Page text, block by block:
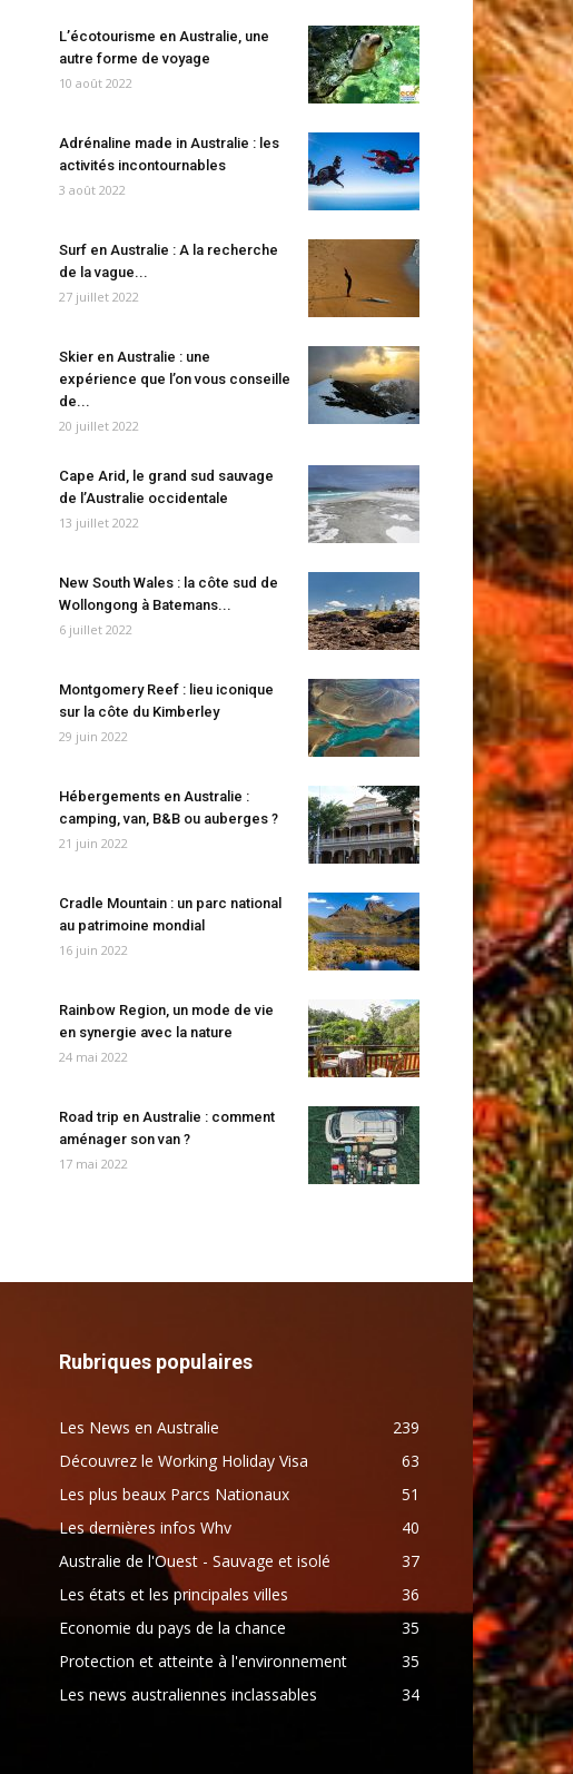
L’écotourisme en Australie, une
autre forme de voyage
10 août 2022
Adrénaline made in Australie : les
activités incontournables
3 août 2022
Surf en Australie : A la recherche
de la vague...
27 juillet 2022
Skier en Australie : une
expérience que l’on vous conseille
de...
20 juillet 2022
Cape Arid, le grand sud sauvage
de l’Australie occidentale
13 juillet 2022
New South Wales : la côte sud de
Wollongong à Batemans...
6 juillet 2022
Montgomery Reef : lieu iconique
sur la côte du Kimberley
29 juin 2022
Hébergements en Australie :
camping, van, B&B ou auberges ?
21 juin 2022
Cradle Mountain : un parc national
au patrimoine mondial
16 juin 2022
Rainbow Region, un mode de vie
en synergie avec la nature
24 mai 2022
Road trip en Australie : comment
aménager son van ?
17 mai 2022
Rubriques populaires
Les News en Australie
239
Découvrez le Working Holiday Visa
63
Les plus beaux Parcs Nationaux
51
Les dernières infos Whv
40
Australie de l'Ouest - Sauvage et isolé
37
Les états et les principales villes
36
Economie du pays de la chance
35
Protection et atteinte à l'environnement
35
Les news australiennes inclassables
34